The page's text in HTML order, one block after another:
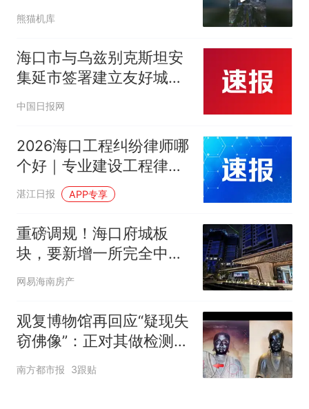
市，这气场太震撼了
熊猫机库
海口市与乌兹别克斯坦安
集延市签署建立友好城市
关系意向书
中国日报网
2026海口工程纠纷律师哪
个好｜专业建设工程律师
推荐+收费明细
湛江日报 APP专享
重磅调规！海口府城板
块，要新增一所完全中
学！
网易海南房产
观复博物馆再回应“疑现失
窃佛像”：正对其做检测，
暂未展出
南方都市报 3跟贴